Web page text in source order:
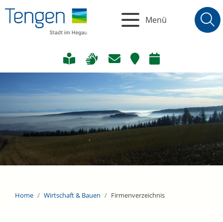
Menü
Home Wirtschaft & Bauen Firmenverzeichnis